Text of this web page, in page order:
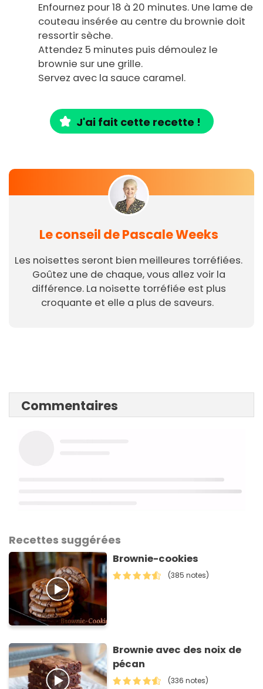
Enfournez pour 18 à 20 minutes. Une lame de
couteau insérée au centre du brownie doit
ressortir sèche.
Attendez 5 minutes puis démoulez le
brownie sur une grille.
Servez avec la sauce caramel.
J'ai fait cette recette !
Le conseil de Pascale Weeks
Les noisettes seront bien meilleures torréfiées.
Goûtez une de chaque, vous allez voir la
différence. La noisette torréfiée est plus
croquante et elle a plus de saveurs.
Commentaires
Recettes suggérées
Brownie-cookies
(385 notes)
Brownie avec des noix de
pécan
(336 notes)